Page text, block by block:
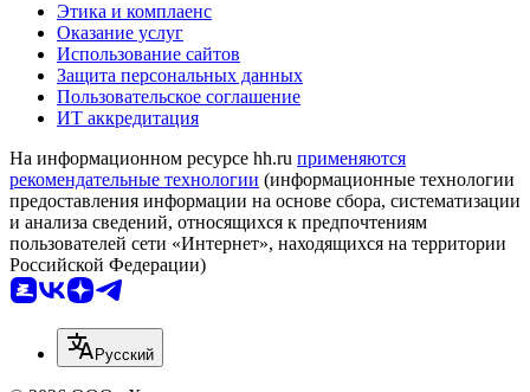
Этика и комплаенс
Оказание услуг
Использование сайтов
Защита персональных данных
Пользовательское соглашение
ИТ аккредитация
На информационном ресурсе hh.ru применяются
рекомендательные технологии (информационные технологии
предоставления информации на основе сбора, систематизации
и анализа сведений, относящихся к предпочтениям
пользователей сети «Интернет», находящихся на территории
Российской Федерации)
Русский